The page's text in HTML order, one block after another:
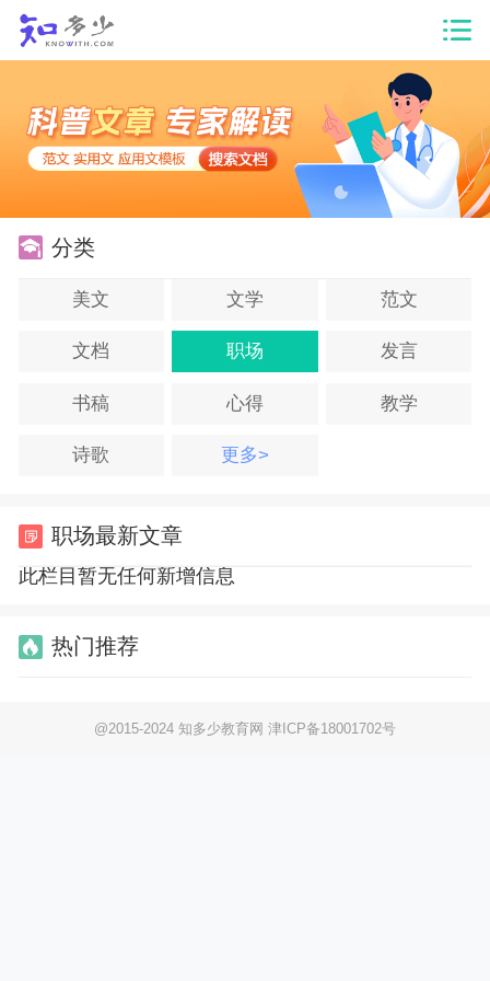
分类
美文 文学 范文
文档 职场 发言
书稿 心得 教学
诗歌 更多>
职场最新文章
此栏目暂无任何新增信息
热门推荐
@2015-2024 知多少教育网 津ICP备18001702号